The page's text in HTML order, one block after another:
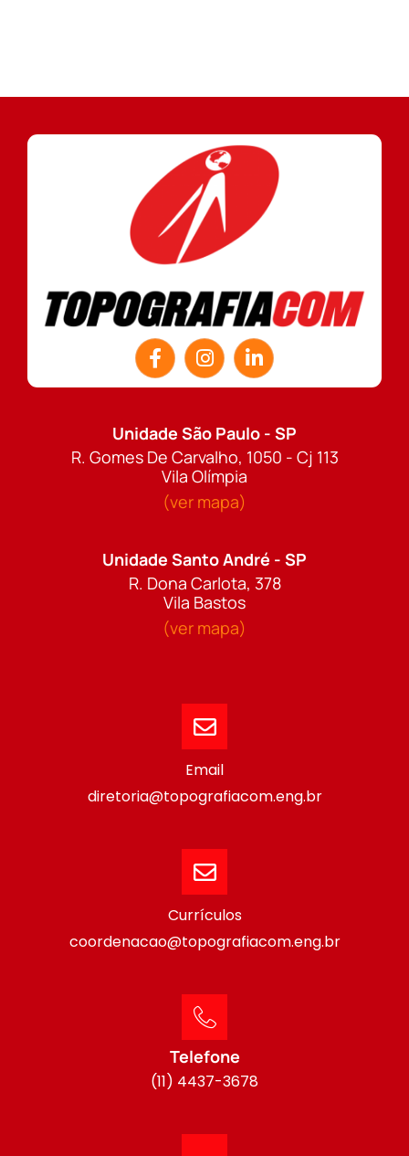
Unidade São Paulo - SP
R. Gomes De Carvalho, 1050 - Cj 113
Vila Olímpia
(ver mapa)
Unidade Santo André - SP
R. Dona Carlota, 378
Vila Bastos
(ver mapa)
Email
diretoria@topografiacom.eng.br
Currículos
coordenacao@topografiacom.eng.br
Telefone
(11) 4437-3678